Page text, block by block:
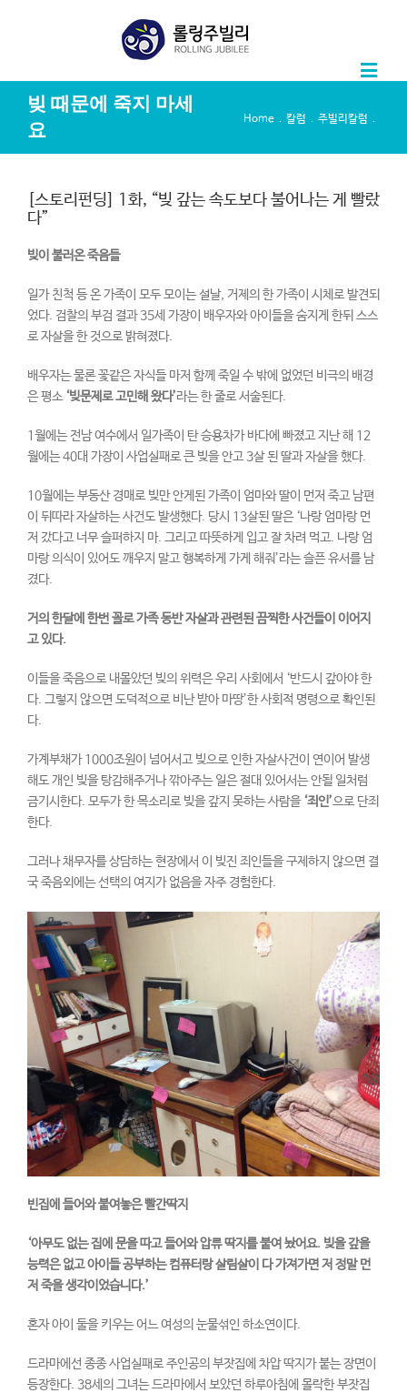
빚 때문에 죽지 마세
요
Home 칼럼 주빌리칼럼
[스토리펀딩] 1화, “빚 갚는 속도보다 불어나는 게 빨랐
다”
빚이 불러온 죽음들
일가 친척 등 온 가족이 모두 모이는 설날, 거제의 한 가족이 시체로 발견되
었다. 검찰의 부검 결과 35세 가장이 배우자와 아이들을 숨지게 한뒤 스스
로 자살을 한 것으로 밝혀졌다.
배우자는 물론 꽃같은 자식들 마저 함께 죽일 수 밖에 없었던 비극의 배경
은 평소‘빚문제로 고민해 왔다’라는 한 줄로 서술된다.
1월에는 전남 여수에서 일가족이 탄 승용차가 바다에 빠졌고 지난 해 12
월에는 40대 가장이 사업실패로 큰 빚을 안고 3살 된 딸과 자살을 했다.
10월에는 부동산 경매로 빚만 안게된 가족이 엄마와 딸이 먼저 죽고 남편
이 뒤따라 자살하는 사건도 발생했다. 당시 13살된 딸은 ‘나랑 엄마랑 먼
저 갔다고 너무 슬퍼하지 마. 그리고 따뜻하게 입고 잘 차려 먹고. 나랑 엄
마랑 의식이 있어도 깨우지 말고 행복하게 가게 해줘’라는 슬픈 유서를 남
겼다.
거의 한달에 한번 꼴로 가족 동반 자살과 관련된 끔찍한 사건들이 이어지
고 있다.
이들을 죽음으로 내몰았던 빚의 위력은 우리 사회에서 ‘반드시 갚아야 한
다. 그렇지 않으면 도덕적으로 비난 받아 마땅’한 사회적 명령으로 확인된
다.
가계부채가 1000조원이 넘어서고 빚으로 인한 자살사건이 연이어 발생
해도 개인 빚을 탕감해주거나 깎아주는 일은 절대 있어서는 안될 일처럼
금기시한다. 모두가 한 목소리로 빚을 갚지 못하는 사람을‘죄인’으로 단죄
한다.
그러나 채무자를 상담하는 현장에서 이 빚진 죄인들을 구제하지 않으면 결
국 죽음외에는 선택의 여지가 없음을 자주 경험한다.
빈집에 들어와 붙여놓은 빨간딱지
‘아무도 없는 집에 문을 따고 들어와 압류 딱지를 붙여 놨어요. 빚을 갚을
능력은 없고 아이들 공부하는 컴퓨터랑 살림살이 다 가져가면 저 정말 먼
저 죽을 생각이었습니다.’
혼자 아이 둘을 키우는 어느 여성의 눈물섞인 하소연이다.
드라마에선 종종 사업실패로 주인공의 부잣집에 차압 딱지가 붙는 장면이
등장한다. 38세의 그녀는 드라마에서 보았던 하루아침에 몰락한 부잣집